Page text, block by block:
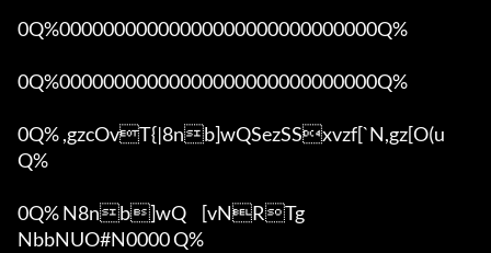
0Q%00000000000000000000000000000Q%
0Q%00000000000000000000000000000Q%
0Q% ,gzcOvT{|8nb]wQSezSSxvzf[`N,gz[O(u
Q%
0Q% N8nb]wQ	[vNRTg
NbbNUO#N0000 Q%